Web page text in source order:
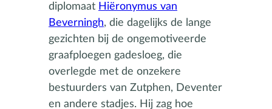
diplomaat Hiëronymus van
Beverningh, die dagelijks de lange
gezichten bij de ongemotiveerde
graafploegen gadesloeg, die
overlegde met de onzekere
bestuurders van Zutphen, Deventer
en andere stadjes. Hij zag hoe